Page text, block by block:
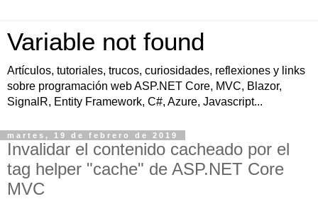
Variable not found
Artículos, tutoriales, trucos, curiosidades, reflexiones y links
sobre programación web ASP.NET Core, MVC, Blazor,
SignalR, Entity Framework, C#, Azure, Javascript...
martes, 19 de febrero de 2019
Invalidar el contenido cacheado por el
tag helper "cache" de ASP.NET Core
MVC